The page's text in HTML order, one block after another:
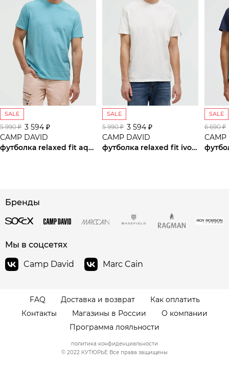
SALE
5 990 ₽ 3 594 ₽
CAMP DAVID
футболка relaxed fit aqua
SALE
5 990 ₽ 3 594 ₽
CAMP DAVID
футболка relaxed fit ivory
SALE
6 690 ₽
CAMP
Бренды
Мы в соцсетях
Camp David
Marc Cain
FAQ Доставка и возврат
Как оплатить
Контакты
Магазины в России
О компании
Программа лояльности
© 2022 КУТЮРЬЕ Все права защищены
политика конфиденциальности